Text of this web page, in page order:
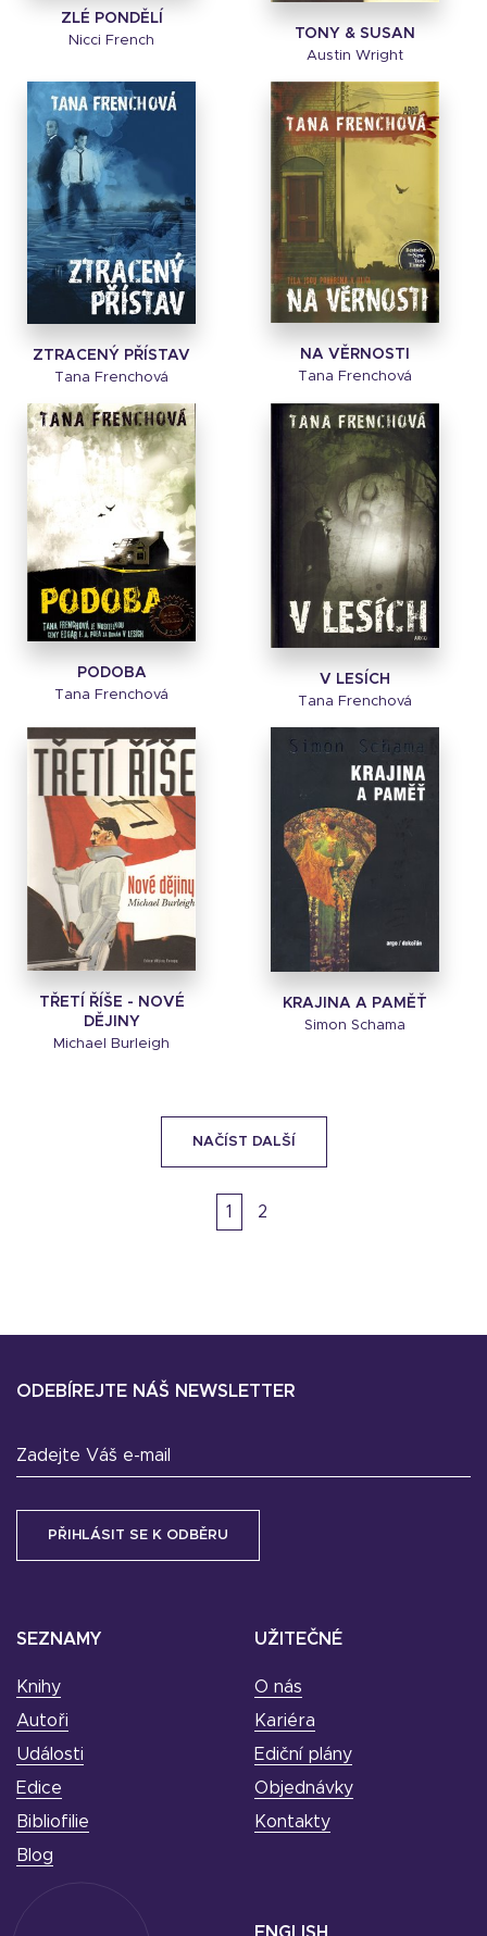
ZLÉ PONDĚLÍ
Nicci French TONY & SUSAN
Austin Wright
ZTRACENÝ PŘÍSTAV
Tana Frenchová
NA VĚRNOSTI
Tana Frenchová
PODOBA
Tana Frenchová
V LESÍCH
Tana Frenchová
TŘETÍ ŘÍŠE - NOVÉ
DĚJINY
Michael Burleigh
KRAJINA A PAMĚŤ
Simon Schama
NAČÍST DALŠÍ
1 2
SEZNAMY
Knihy
Autoři
Události
Edice
Bibliofilie
Blog
UŽITEČNÉ
O nás
Kariéra
Ediční plány
Objednávky
Kontakty
ODEBÍREJTE NÁŠ NEWSLETTER
Zadejte Váš e-mail
ENGLISH